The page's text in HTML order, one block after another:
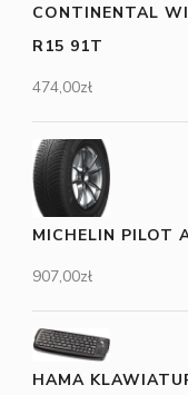
CONTINENTAL
R15 91T
474,00zł
MICHELIN PILOT
907,00zł
HAMA